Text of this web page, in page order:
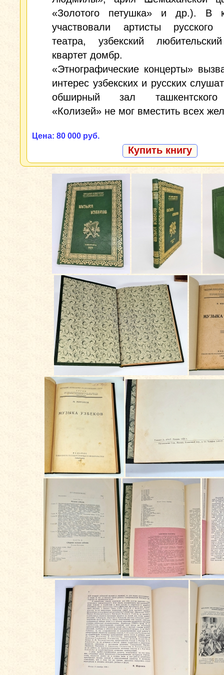
«Золотого петушка» и др.). В
участвовали артисты русского
театра, узбекский
квартет домбр.
«Этнографические концерты»
интерес узбекских и русских
обширный зал
«Колизей» не мог вместить всех
Цена: 80 000 руб.
Купить книгу